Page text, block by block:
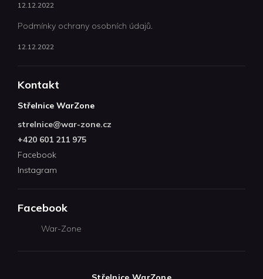
12.12.2022
Podmínky ochrany osobních údajů.
12.12.2022
Kontakt
Střelnice WarZone
strelnice@war-zone.cz
+420 601 211 975
Facebook
Instagram
Facebook
War-Zone